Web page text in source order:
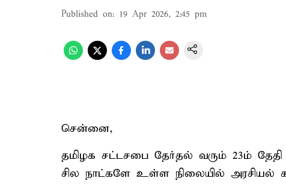
Published on: 19 Apr 2026, 2:45 pm
சென்னை,
தமிழக சட்டசபை தேர்தல் வரும் 23ம்
சில நாட்களே உள்ள நிலையில் அரசியல்